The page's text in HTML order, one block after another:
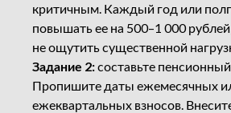
критичным. Каждый год или
повышать ее на 500–1 000
не ощутить существенной
Задание 2:составьте
Пропишите даты ежемесячных
ежеквартальных взносов.